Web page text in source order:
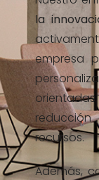
la
empresa
recursos.
Además,